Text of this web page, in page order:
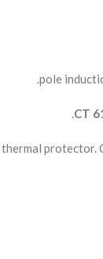
CT
protector.